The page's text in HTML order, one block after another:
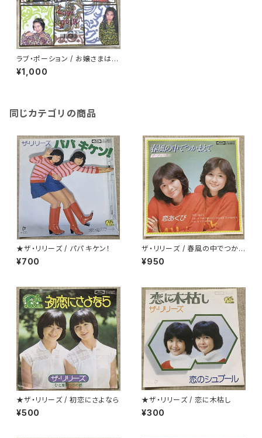
ラブ・ポーション / お嬢さまはお
辛いのがお好き!!
¥1,000
同じカテゴリの商品
★ザ・リリーズ / パパ キケン！
¥700
ザ・リリーズ / 春風の中でつかま
えて
¥950
★ザ・リリーズ / 初恋にさよなら
¥500
★ザ・リリーズ / 恋に木枯し
¥300